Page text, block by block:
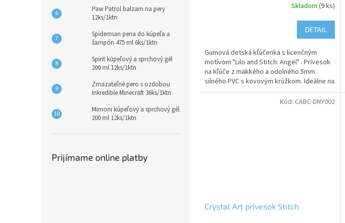
Paw Patrol balzam na pery
12ks/1ktn
Spiderman pena do kúpeľa a
šampón 475 ml 6ks/1ktn
Spirit kúpeľový a sprchový gél
200 ml 12ks/1ktn
Zmazateľné pero s ozdobou
Inkredible Minecraft 36ks/1ktn
Mimoni kúpeľový a sprchový gél
200 ml 12ks/1ktn
Prijímame online platby
Skladom (9 ks)
DETAIL
Gumová detská kľúčenka s licenčným
motívom "Lilo and Stitch: Angel" . Prívesok
na kľúče z mäkkého a odolného 5mm
silného PVC s kovovým krúžkom. Ideálne na
pripevnenie na kľúče,...
Crystal Art prívesok Stitch
Kód: CABC-DNY002